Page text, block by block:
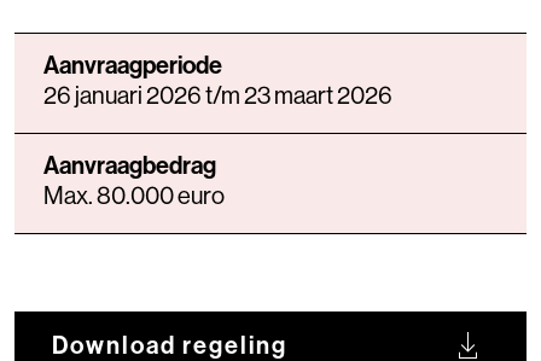
Aanvraagperiode
26 januari 2026 t/m 23 maart 2026
Aanvraagbedrag
Max. 80.000 euro
Download regeling